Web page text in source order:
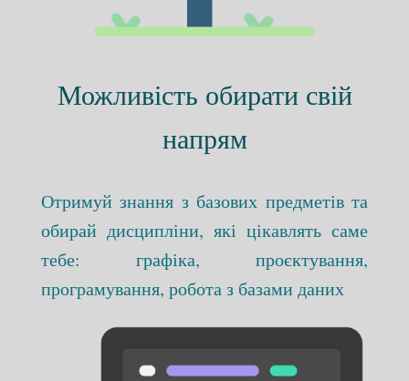
Можливість обирати свій
напрям
Отримуй знання з базових предметів та
обирай дисципліни, які цікавлять саме
тебе: графіка, проєктування,
програмування, робота з базами даних